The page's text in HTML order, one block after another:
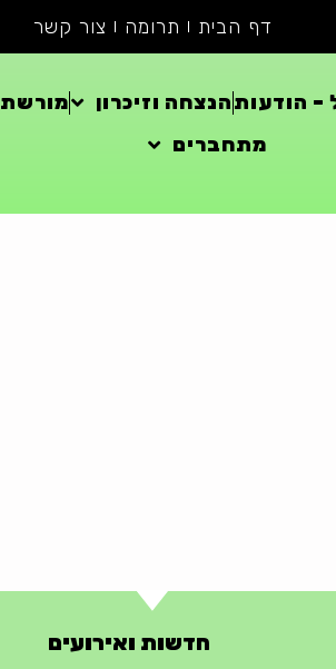
דף הבית תרומה צור קשר
– הודעותהנצחה וזיכרון מורשת
מתחברים
חדשות ואירועים